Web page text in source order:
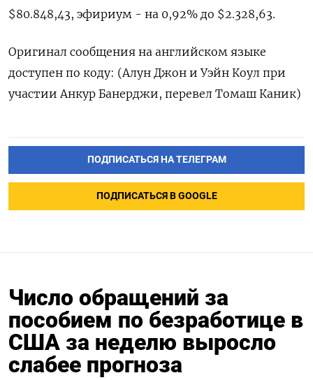
$80.848,43, эфириум - ​на 0,92% до $2.328,63.
Оригинал сообщения на английском языке
доступен по коду: (Алун Джон ‌и Уэйн Коул при
участии Анкур Банерджи, перевел Томаш Каник)
ПОДПИСАТЬСЯ НА ТЕЛЕГРАМ
ПОДПИСАТЬСЯ В GOOGLE
Число обращений за
пособием по безработице в
США за неделю выросло
слабее прогноза